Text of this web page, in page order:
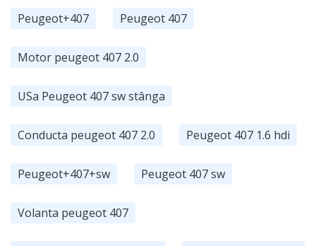
Peugeot+407 Peugeot 407
Motor peugeot 407 2.0
USa Peugeot 407 sw stânga
Conducta peugeot 407 2.0 Peugeot 407 1.6 hdi
Peugeot+407+sw Peugeot 407 sw
Volanta peugeot 407